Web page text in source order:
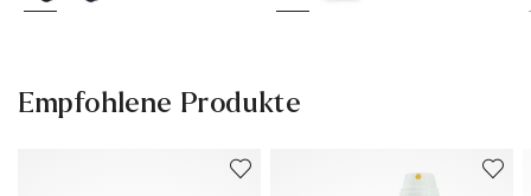
Empfohlene Produkte